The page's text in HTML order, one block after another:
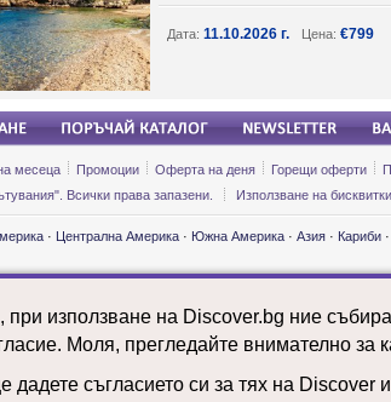
Дата: 11.10.2026 г. Цена: €799
месеца Промоции Оферта на деня Горещи оферти
Всички права запазени.
Използване на бисквитки
· Централна Америка · Южна Америка · Азия · Кариби ·
Екскурзии и почивки: Етиопия
Екскурзии и почивки: Индия
Екскурзии и почивки: Ирландия
Екскурзии и почивки: Исландия
Екскурзии и почивки: Италия
Екскурзии и почивки:
Екскурзии и почивки:
Екскурзии и почивки:
Екскурзии и почивки:
при използване на Discover.bg ние
Моля, прегледайте внимателно за
съгласието си за тях на Discover